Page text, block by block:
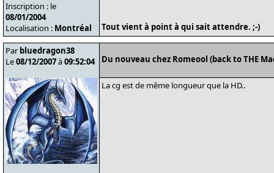
Inscription : le
08/01/2004
Localisation : Montréal Tout vient à point à qui sait attendre. ;-)
Par bluedragon38
Le08/12/2007à09:52:04 Du nouveau chez Romeool (back to THE
La cg est de même longueur que la HD..